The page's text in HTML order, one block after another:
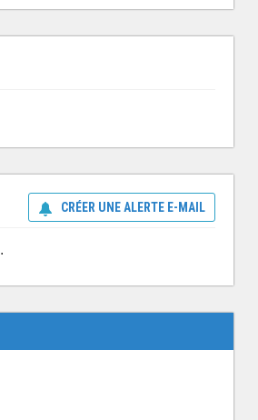
CRÉER UNE ALERTE E-MAIL